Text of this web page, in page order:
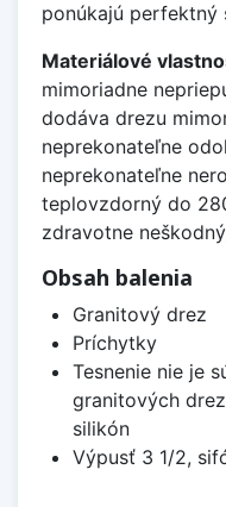
ponúkajú perfektný
Materiálové
mimoriadne
dodáva drezu
neprekonateľne
neprekonateľne
teplovzdorný do
zdravotne
Obsah balenia
Granitový drez
Príchytky
Tesnenie nie je
granitových
silikón
Výpusť 3 1/2,